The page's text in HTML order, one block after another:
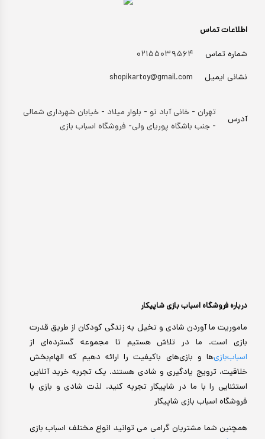
درباره فروشگاه اسباب بازی شاپیکار
ماموریت ما آوردن شادی و تخیل به زندگی کودکان از طریق قدرت
بازی است. ما در تلاش هستیم تا مجموعه گسترده‌ای از
اسباب‌بازی‌ها و بازی‌های باکیفیت را ارائه دهیم که الهام‌بخش
خلاقیت، ترویج یادگیری و شادی هستند. یک تجربه خرید آنلاین
استثنایی را با ما در شاپیکار تجربه کنید. لذت شادی و بازی با
فروشگاه اسباب بازی شاپیکار
همچنین شما مشتریان گرامی می توانید انواع مختلف اسباب بازی
اطلاعات تماس
شماره تماس
۰۲۱۵۵۰۳۹۵۶۴
نشانی ایمیل
shopikartoy@gmail.com
آدرس
تهران - خانی آباد نو - بلوار میلاد - خیابان شهرداری شمالی
- جنب باشگاه پوریای ولی- فروشگاه اسباب بازی